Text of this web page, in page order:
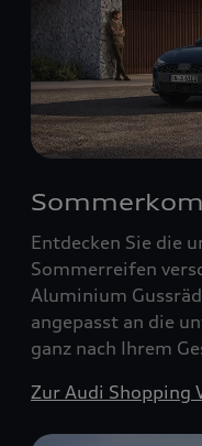
Entdecken Sie die
Sommerreifen
Aluminium
angepasst an die
ganz nach Ihrem
Zur Audi Shopping